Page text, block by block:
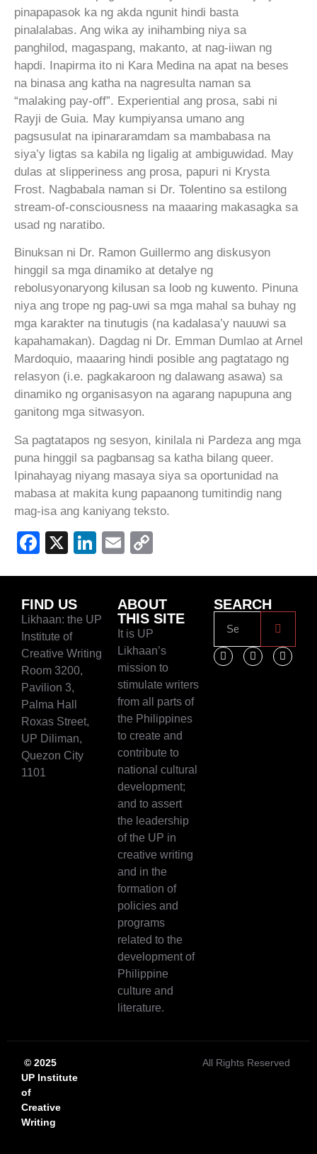
pinapapasok ka ng akda ngunit hindi basta
pinalalabas. Ang wika ay inihambing niya sa
panghilod, magaspang, makanto, at nag-iiwan ng
hapdi. Inapirma ito ni Kara Medina na apat na beses
na binasa ang katha na nagresulta naman sa
“malaking pay-off”. Experiential ang prosa, sabi ni
Rayji de Guia. May kumpiyansa umano ang
pagsusulat na ipinararamdam sa mambabasa na
siya’y ligtas sa kabila ng ligalig at ambiguwidad. May
dulas at slipperiness ang prosa, papuri ni Krysta
Frost. Nagbabala naman si Dr. Tolentino sa estilong
stream-of-consciousness na maaaring makasagka sa
usad ng naratibo.
Binuksan ni Dr. Ramon Guillermo ang diskusyon
hinggil sa mga dinamiko at detalye ng
rebolusyonaryong kilusan sa loob ng kuwento. Pinuna
niya ang trope ng pag-uwi sa mga mahal sa buhay ng
mga karakter na tinutugis (na kadalasa’y nauuwi sa
kapahamakan). Dagdag ni Dr. Emman Dumlao at Arnel
Mardoquio, maaaring hindi posible ang pagtatago ng
relasyon (i.e. pagkakaroon ng dalawang asawa) sa
dinamiko ng organisasyon na agarang napupuna ang
ganitong mga sitwasyon.
Sa pagtatapos ng sesyon, kinilala ni Pardeza ang mga
puna hinggil sa pagbansag sa katha bilang queer.
Ipinahayag niyang masaya siya sa oportunidad na
mabasa at makita kung papaanong tumitindig nang
mag-isa ang kaniyang teksto.
Facebook
X LinkedIn
Email
FIND US
Likhaan: the UP
Institute of
Creative Writing
Room 3200,
Pavilion 3,
Palma Hall
Roxas Street,
UP Diliman,
Quezon City
1101
ABOUT
THIS SITE
It is UP
Likhaan’s
mission to
stimulate writers
from all parts of
the Philippines
to create and
contribute to
national cultural
development;
and to assert
the leadership
of the UP in
creative writing
and in the
formation of
policies and
programs
related to the
development of
Philippine
culture and
literature.
SEARCH
© 2025
UP Institute
of
Creative
Writing
All Rights Reserved